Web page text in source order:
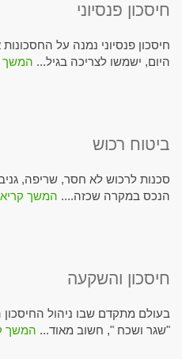
חיסכון פנסיוני
חיסכון פנסיוני נמנה על
היום, ישמשו לצריכה בגיל... המשך
ביטוח רכוש
סכנות לרכוש לא חסר, שריפה,
הנכס במקרה שכזה.... המשך
חיסכון והשקעה
בעולם מתקדם שבו ניהול
"שגר ושכח ", חשוב מאוד... המשך